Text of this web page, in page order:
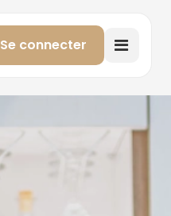
Se connecter